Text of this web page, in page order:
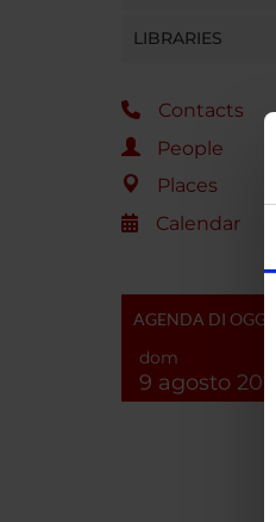
LIBRARIES
Contacts
People
Places
Calendar
AGENDA DI OGGI
dom
9 agosto 2026